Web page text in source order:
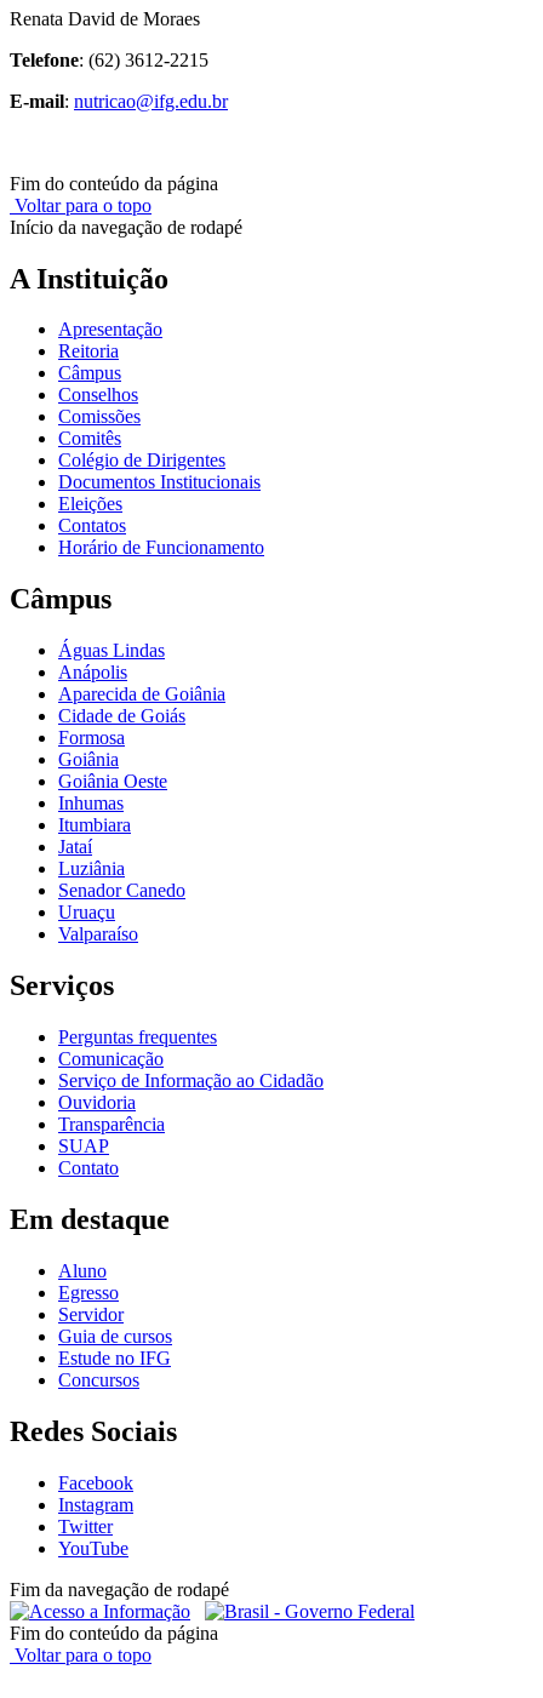
Renata David de Moraes
Telefone: (62) 3612-2215
E-mail: nutricao@ifg.edu.br
Fim do conteúdo da página
Voltar para o topo
Início da navegação de rodapé
A Instituição
Apresentação
Reitoria
Câmpus
Conselhos
Comissões
Comitês
Colégio de Dirigentes
Documentos Institucionais
Eleições
Contatos
Horário de Funcionamento
Câmpus
Águas Lindas
Anápolis
Aparecida de Goiânia
Cidade de Goiás
Formosa
Goiânia
Goiânia Oeste
Inhumas
Itumbiara
Jataí
Luziânia
Senador Canedo
Uruaçu
Valparaíso
Serviços
Perguntas frequentes
Comunicação
Serviço de Informação ao Cidadão
Ouvidoria
Transparência
SUAP
Contato
Em destaque
Aluno
Egresso
Servidor
Guia de cursos
Estude no IFG
Concursos
Redes Sociais
Facebook
Instagram
Twitter
YouTube
Fim da navegação de rodapé
Fim do conteúdo da página
Voltar para o topo